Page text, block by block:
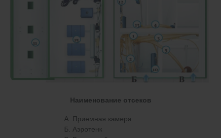
Наименование отсеков
А. Приемная камера
Б. Аэротенк